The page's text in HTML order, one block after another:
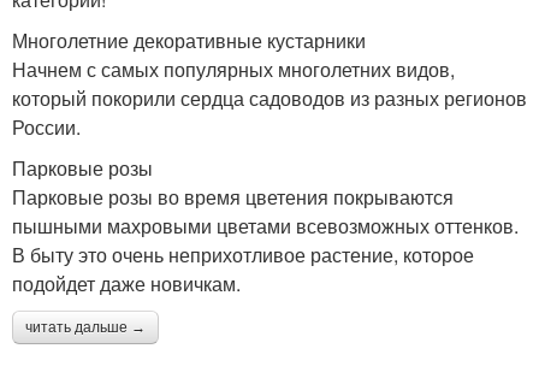
Многолетние декоративные кустарники
Начнем с самых популярных многолетних видов,
который покорили сердца садоводов из разных регионов
России.
Парковые розы
Парковые розы во время цветения покрываются
пышными махровыми цветами всевозможных оттенков.
В быту это очень неприхотливое растение, которое
подойдет даже новичкам.
читать дальше →